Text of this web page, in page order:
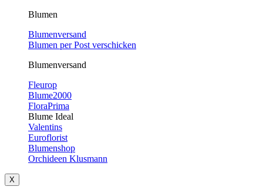
Blumen
Blumenversand
Blumen per Post verschicken
Blumenversand
Fleurop
Blume2000
FloraPrima
Blume Ideal
Valentins
Euroflorist
Blumenshop
Orchideen Klusmann
X